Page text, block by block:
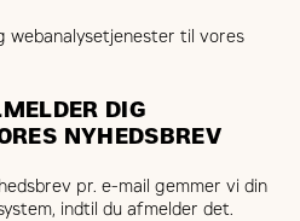
webanalysetjenester til vores
DIG
NYHEDSBREV
pr. e-mail gemmer vi din
indtil du afmelder det.